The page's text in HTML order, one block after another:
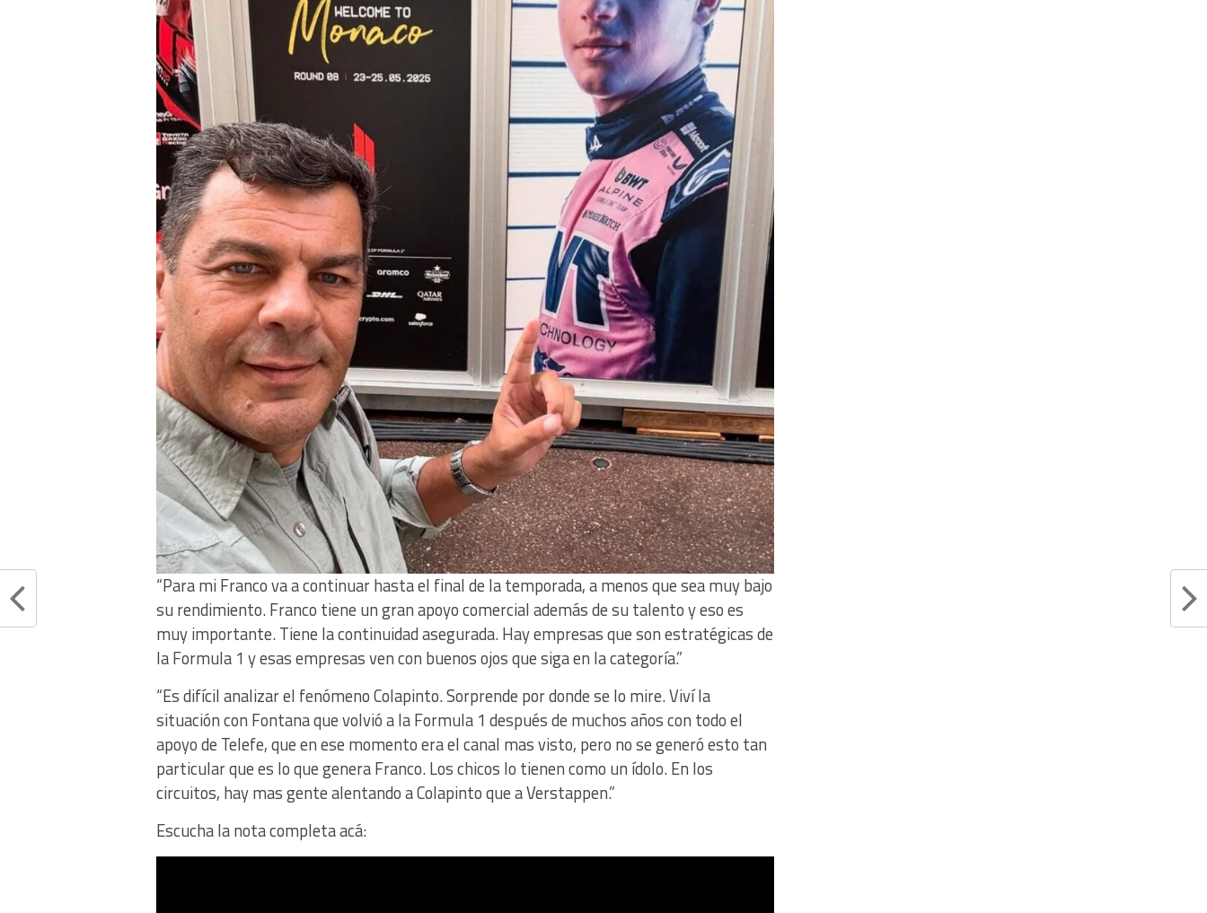
“Para mi Franco va a continuar hasta el final de la temporada, a menos que sea muy bajo
su rendimiento. Franco tiene un gran apoyo comercial además de su talento y eso es
muy importante. Tiene la continuidad asegurada. Hay empresas que son estratégicas de
la Formula 1 y esas empresas ven con buenos ojos que siga en la categoría.”
“Es difícil analizar el fenómeno Colapinto. Sorprende por donde se lo mire. Viví la
situación con Fontana que volvió a la Formula 1 después de muchos años con todo el
apoyo de Telefe, que en ese momento era el canal mas visto, pero no se generó esto tan
particular que es lo que genera Franco. Los chicos lo tienen como un ídolo. En los
circuitos, hay mas gente alentando a Colapinto que a Verstappen.”
Escucha la nota completa acá: